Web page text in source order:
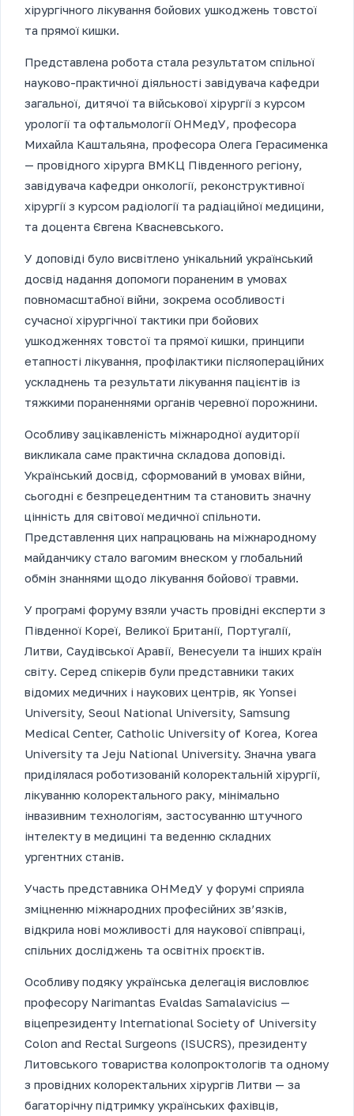
хірургічного лікування бойових ушкоджень товстої
та прямої кишки.
Представлена робота стала результатом спільної
науково-практичної діяльності завідувача кафедри
загальної, дитячої та військової хірургії з курсом
урології та офтальмології ОНМедУ, професора
Михайла Каштальяна, професора Олега Герасименка
— провідного хірурга ВМКЦ Південного регіону,
завідувача кафедри онкології, реконструктивної
хірургії з курсом радіології та радіаційної медицини,
та доцента Євгена Квасневського.
У доповіді було висвітлено унікальний український
досвід надання допомоги пораненим в умовах
повномасштабної війни, зокрема особливості
сучасної хірургічної тактики при бойових
ушкодженнях товстої та прямої кишки, принципи
етапності лікування, профілактики післяопераційних
ускладнень та результати лікування пацієнтів із
тяжкими пораненнями органів черевної порожнини.
Особливу зацікавленість міжнародної аудиторії
викликала саме практична складова доповіді.
Український досвід, сформований в умовах війни,
сьогодні є безпрецедентним та становить значну
цінність для світової медичної спільноти.
Представлення цих напрацювань на міжнародному
майданчику стало вагомим внеском у глобальний
обмін знаннями щодо лікування бойової травми.
У програмі форуму взяли участь провідні експерти з
Південної Кореї, Великої Британії, Португалії,
Литви, Саудівської Аравії, Венесуели та інших країн
світу. Серед спікерів були представники таких
відомих медичних і наукових центрів, як Yonsei
University, Seoul National University, Samsung
Medical Center, Catholic University of Korea, Korea
University та Jeju National University. Значна увага
приділялася роботизованій колоректальній хірургії,
лікуванню колоректального раку, мінімально
інвазивним технологіям, застосуванню штучного
інтелекту в медицині та веденню складних
ургентних станів.
Участь представника ОНМедУ у форумі сприяла
зміцненню міжнародних професійних зв’язків,
відкрила нові можливості для наукової співпраці,
спільних досліджень та освітніх проєктів.
Особливу подяку українська делегація висловлює
професору Narimantas Evaldas Samalavicius —
віцепрезиденту International Society of University
Colon and Rectal Surgeons (ISUCRS), президенту
Литовського товариства колопроктологів та одному
з провідних колоректальних хірургів Литви — за
багаторічну підтримку українських фахівців,